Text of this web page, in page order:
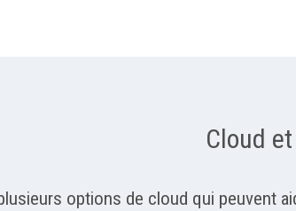
Cloud
options de cloud qui peuvent